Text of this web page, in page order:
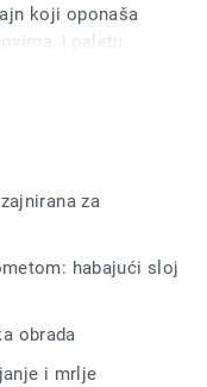
koji oponaša
i paletu
asortimanu
što ga čini
koja zahtevaju
poznatom Top
istrajnost i
za
habajući sloj
obrada
i mrlje